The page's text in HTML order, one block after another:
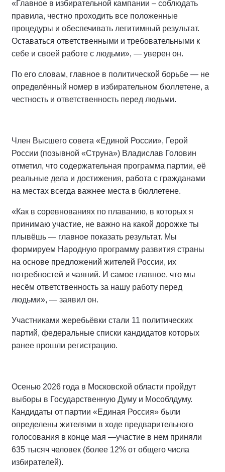
«Главное в избирательной кампании – соблюдать
правила, честно проходить все положенные
процедуры и обеспечивать легитимный результат.
Оставаться ответственными и требовательными к
себе и своей работе с людьми», — уверен он.
По его словам, главное в политической борьбе — не
определённый номер в избирательном бюллетене, а
честность и ответственность перед людьми.
Член Высшего совета «Единой России», Герой
России (позывной «Струна») Владислав Головин
отметил, что содержательная программа партии, её
реальные дела и достижения, работа с гражданами
на местах всегда важнее места в бюллетене.
«Как в соревнованиях по плаванию, в которых я
принимаю участие, не важно на какой дорожке ты
плывёшь — главное показать результат. Мы
формируем Народную программу развития страны
на основе предложений жителей России, их
потребностей и чаяний. И самое главное, что мы
несём ответственность за нашу работу перед
людьми», — заявил он.
Участниками жеребьёвки стали 11 политических
партий, федеральные списки кандидатов которых
ранее прошли регистрацию.
Осенью 2026 года в Московской области пройдут
выборы в Государственную Думу и Мособлдуму.
Кандидаты от партии «Единая Россия» были
определены жителями в ходе предварительного
голосования в конце мая —участие в нем приняли
635 тысяч человек (более 12% от общего числа
избирателей).